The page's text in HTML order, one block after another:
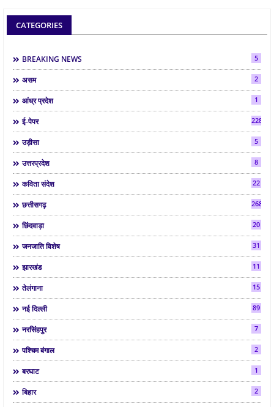
CATEGORIES
BREAKING NEWS 5
असम 2
आंध्र प्रदेश 1
ई-पेपर 2286
उड़ीसा 5
उत्तरप्रदेश 8
कविता संदेश 22
छत्तीसगढ़ 268
छिंदवाड़ा 20
जनजाति विशेष 31
झारखंड 11
तेलंगाना 15
नई दिल्ली 89
नरसिंहपुर 7
पश्चिम बंगाल 2
बरघाट 1
बिहार 2